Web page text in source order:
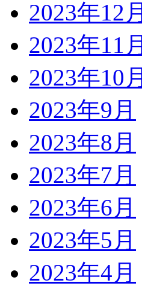
2023年12月
2023年11月
2023年10月
2023年9月
2023年8月
2023年7月
2023年6月
2023年5月
2023年4月